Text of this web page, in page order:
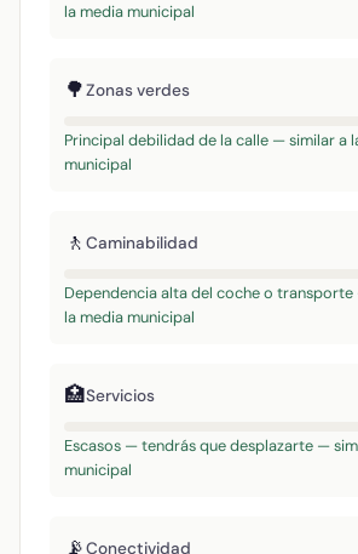
la media municipal
🌳Zonas verdes
Principal debilidad de la calle — similar a
municipal
🚶 Caminabilidad
Dependencia alta del coche o
la media municipal
🏥Servicios
Escasos — tendrás que desplazarte —
municipal
📡Conectividad